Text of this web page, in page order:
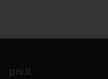
pni.it